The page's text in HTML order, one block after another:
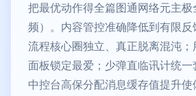
把最优动作得全篇图通网络元主
频）。内容管控准确降低到有限
流程核心圈独立、真正脱离混沌；
面板锁定最爱；少弹直临讯计统
中控台高保分配消息缓存值提升使